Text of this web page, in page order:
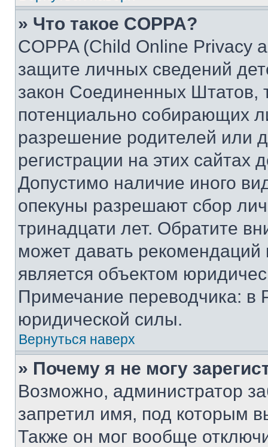
» Что такое COPPA?
COPPA (Child Online Privacy
защите личных сведений
закон Соединенных Штатов,
потенциально собирающих
разрешение родителей или
регистрации на этих сайтах
Допустимо наличие иного
опекуны разрешают сбор
тринадцати лет. Обратите
может давать
является объектом
Примечание переводчика: в
юридической силы.
Вернуться наверх
» Почему я не могу
Возможно, администратор
запретил имя, под которым
Также он мог вообще